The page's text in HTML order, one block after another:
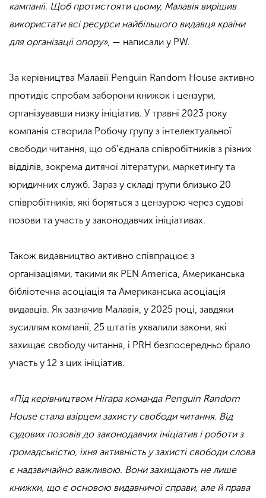
кампанії. Щоб протистояти цьому, Малавія вирішив
використати всі ресурси найбільшого видавця країни
для організації опору», — написали у PW.
За керівництва Малавії Penguin Random House активно
протидіє спробам заборони книжок і цензури,
організувавши низку ініціатив. У травні 2023 року
компанія створила Робочу групу з інтелектуальної
свободи читання, що об’єднала співробітників з різних
відділів, зокрема дитячої літератури, маркетингу та
юридичних служб. Зараз у складі групи близько 20
співробітників, які боряться з цензурою через судові
позови та участь у законодавчих ініціативах.
Також видавництво активно співпрацює з
організаціями, такими як PEN America, Американська
бібліотечна асоціація та Американська асоціація
видавців. Як зазначив Малавія, у 2025 році, завдяки
зусиллям компанії, 25 штатів ухвалили закони, які
захищає свободу читання, і PRH безпосередньо брало
участь у 12 з цих ініціатив.
«Під керівництвом Нігара команда Penguin Random
House стала взірцем захисту свободи читання. Від
судових позовів до законодавчих ініціатив і роботи з
громадськістю, їхня активність у захисті свободи слова
є надзвичайно важливою. Вони захищають не лише
книжки, що є основою видавничої справи, але й права